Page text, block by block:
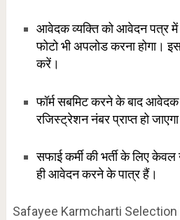
आवेदक व्यक्ति को आवेदन पत्र में
फोटो भी अपलोड करना होगा।
करें।
फॉर्म सबमिट करने के बाद आवेदक
रजिस्ट्रेशन नंबर प्राप्त हो
सफाई कर्मी की भर्ती के लिए
ही आवेदन करने के पात्र हैं।
Safayee Karmcharti